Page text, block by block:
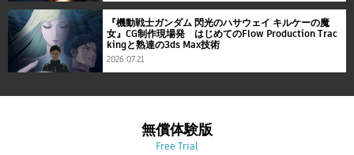
『機動戦士ガンダム 閃光のハサウェイ キルケーの魔
女』CG制作現場発 はじめてのFlow Production Trac
kingと熟達の3ds Max技術
2026.07.21
無償体験版
Free Trial